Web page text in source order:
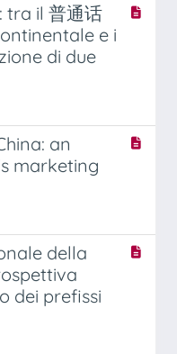
tra il 普通话
e i
di due
an
marketing
della
dei prefissi